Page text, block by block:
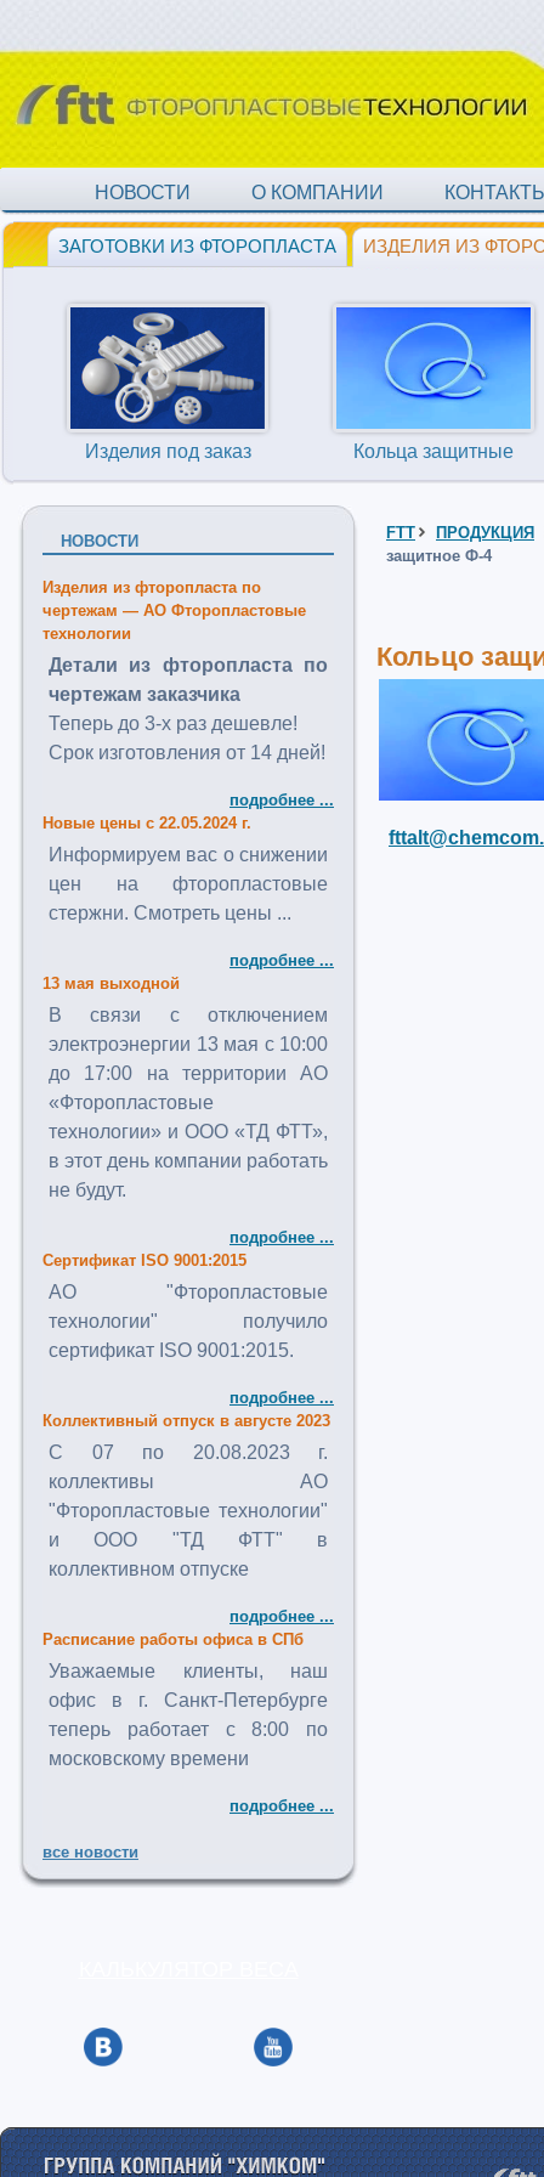
НОВОСТИ О КОМПАНИИ
ЗАГОТОВКИ ИЗ ФТОРОПЛАСТА ИЗДЕЛИЯ ИЗ
Изделия под заказ Кольца защитные
НОВОСТИ
Изделия из фторопласта по
чертежам — АО Фторопластовые
технологии
Детали из фторопласта по
чертежам заказчика
Теперь до 3-х раз дешевле!
Срок изготовления от 14 дней!
подробнее ...
Новые цены с 22.05.2024 г.
Информируем вас о снижении
цен на фторопластовые
стержни. Смотреть цены ...
подробнее ...
13 мая выходной
В связи с отключением
электроэнергии 13 мая с 10:00
до 17:00 на территории АО
«Фторопластовые
технологии» и ООО «ТД ФТТ»,
в этот день компании работать
не будут.
подробнее ...
Сертификат ISO 9001:2015
АО "Фторопластовые
технологии" получило
сертификат ISO 9001:2015.
подробнее ...
Коллективный отпуск в августе 2023
C 07 по 20.08.2023 г.
коллективы АО
"Фторопластовые технологии"
и ООО "ТД ФТТ" в
коллективном отпуске
подробнее ...
Расписание работы офиса в СПб
Уважаемые клиенты, наш
офис в г. Санкт-Петербурге
теперь работает с 8:00 по
московскому времени
подробнее ...
все новости
FTT
ПРОДУКЦИЯ
защитное Ф-4
Кольцо